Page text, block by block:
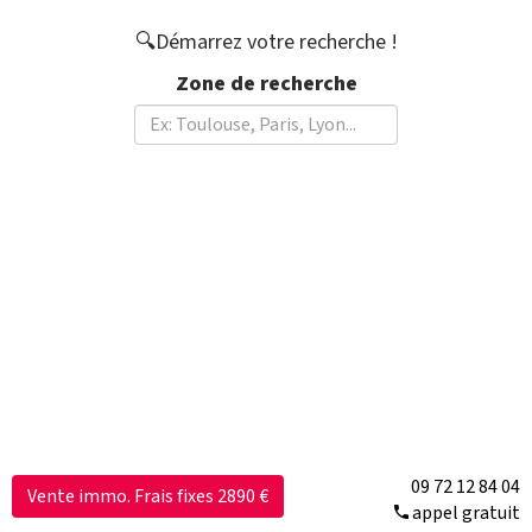
🔍Démarrez votre recherche !
Zone de recherche
Vente immo. Frais fixes 2890 €
09 72 12 84 04
appel gratuit